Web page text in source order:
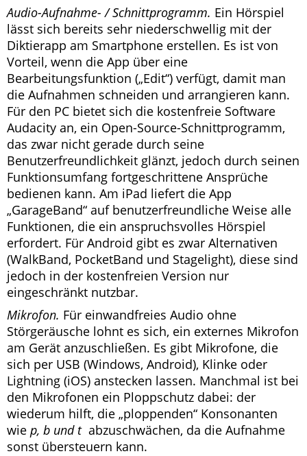
Audio-Aufnahme- / Schnittprogramm. Ein Hörspiel
lässt sich bereits sehr niederschwellig mit der
Diktierapp am Smartphone erstellen. Es ist von
Vorteil, wenn die App über eine
Bearbeitungsfunktion („Edit“) verfügt, damit man
die Aufnahmen schneiden und arrangieren kann.
Für den PC bietet sich die kostenfreie Software
Audacity an, ein Open-Source-Schnittprogramm,
das zwar nicht gerade durch seine
Benutzerfreundlichkeit glänzt, jedoch durch seinen
Funktionsumfang fortgeschrittene Ansprüche
bedienen kann. Am iPad liefert die App
„GarageBand“ auf benutzerfreundliche Weise alle
Funktionen, die ein anspruchsvolles Hörspiel
erfordert. Für Android gibt es zwar Alternativen
(WalkBand, PocketBand und Stagelight), diese sind
jedoch in der kostenfreien Version nur
eingeschränkt nutzbar.
Mikrofon. Für einwandfreies Audio ohne
Störgeräusche lohnt es sich, ein externes Mikrofon
am Gerät anzuschließen. Es gibt Mikrofone, die
sich per USB (Windows, Android), Klinke oder
Lightning (iOS) anstecken lassen. Manchmal ist bei
den Mikrofonen ein Ploppschutz dabei: der
wiederum hilft, die „ploppenden“ Konsonanten
wie p, b und t abzuschwächen, da die Aufnahme
sonst übersteuern kann.